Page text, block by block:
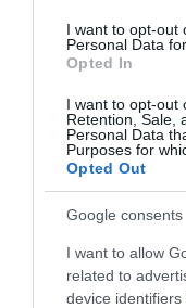
I want to opt-out
Personal Data
Opted In
I want to opt-out
Retention, Sale,
Personal Data
Purposes for
Opted Out
Google consents
I want to allow
related to
device identifiers
Francesca Totolo
CONVIDIDI 0